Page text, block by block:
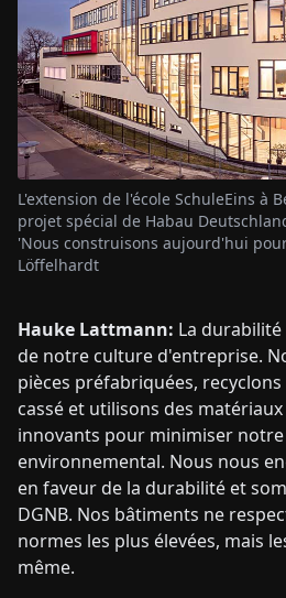
Hauke Lattmann: La
de notre culture d'entreprise.
pièces préfabriquées,
cassé et utilisons des
innovants pour minimiser
environnemental. Nous nous
en faveur de la durabilité et
DGNB. Nos bâtiments ne
normes les plus élevées, mais
même.
L'extension de l'école SchuleEins à
projet spécial de Habau
'Nous construisons aujourd'hui
Löffelhardt